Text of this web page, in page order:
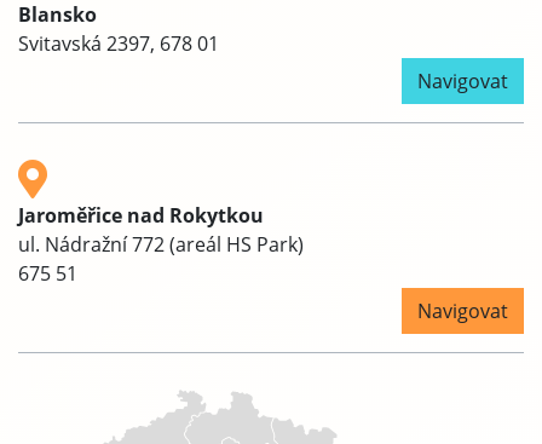
Blansko
Svitavská 2397, 678 01
Navigovat
Jaroměřice nad Rokytkou
ul. Nádražní 772 (areál HS Park)
675 51
Navigovat